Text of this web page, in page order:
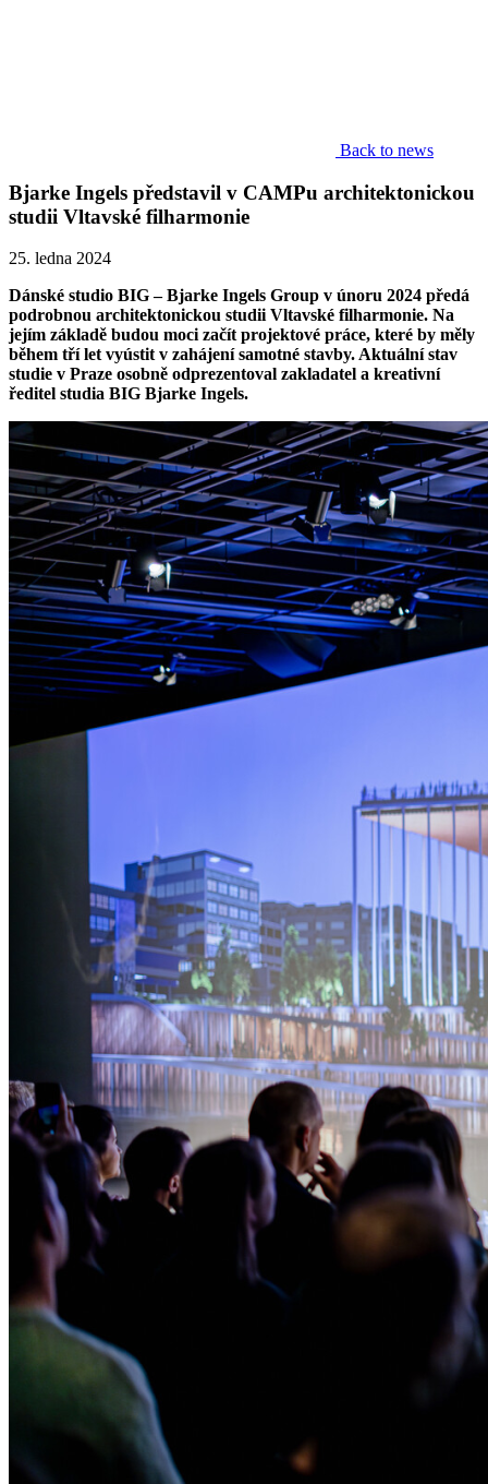
Back to news
Bjarke Ingels představil v CAMPu architektonickou
studii Vltavské filharmonie
25. ledna 2024
Dánské studio BIG – Bjarke Ingels Group v únoru 2024 předá
podrobnou architektonickou studii Vltavské filharmonie. Na
jejím základě budou moci začít projektové práce, které by měly
během tří let vyústit v zahájení samotné stavby. Aktuální stav
studie v Praze osobně odprezentoval zakladatel a kreativní
ředitel studia BIG Bjarke Ingels.